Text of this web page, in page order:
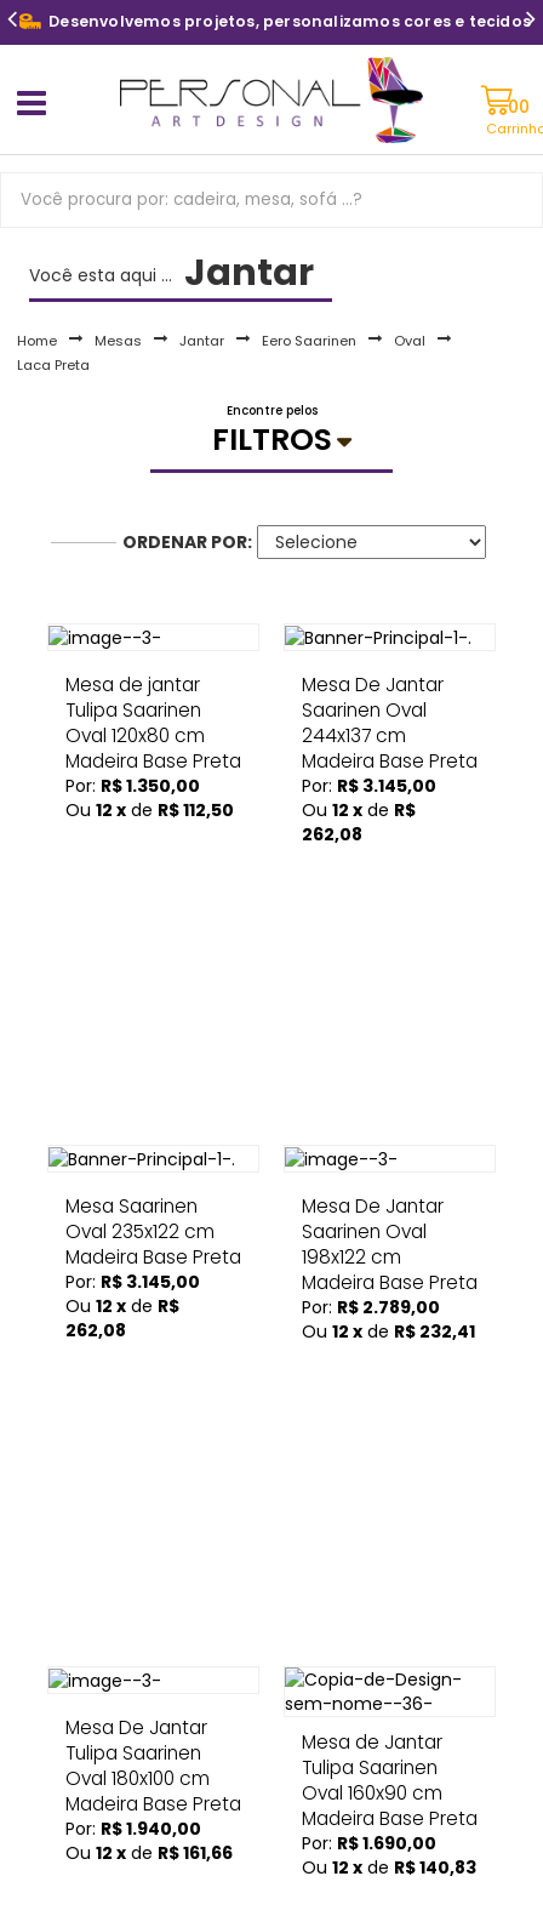
Desenvolvemos projetos, personalizamos cores e tecidos
Você esta aqui ... Jantar
Home Mesas Jantar Eero Saarinen
Oval
Laca Preta
Encontre pelos
FILTROS
ORDENAR POR:
Mesa de jantar
Tulipa Saarinen
Oval 120x80 cm
Madeira Base Preta
Por: R$ 1.350,00
Ou 12 x de R$ 112,50
Mesa De Jantar
Saarinen Oval
244x137 cm
Madeira Base Preta
Por: R$ 3.145,00
Ou 12 x de R$
262,08
Mesa Saarinen
Oval 235x122 cm
Madeira Base Preta
Por: R$ 3.145,00
Ou 12 x de R$
262,08
Mesa De Jantar
Saarinen Oval
198x122 cm
Madeira Base Preta
Por: R$ 2.789,00
Ou 12 x de R$ 232,41
Mesa De Jantar
Tulipa Saarinen
Oval 180x100 cm
Madeira Base Preta
Por: R$ 1.940,00
Ou 12 x de R$ 161,66
Mesa de Jantar
Tulipa Saarinen
Oval 160x90 cm
Madeira Base Preta
Por: R$ 1.690,00
Ou 12 x de R$ 140,83